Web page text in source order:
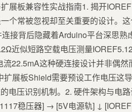
展板兼容性实战指南1. 揭开
个常被忽视却至关重要的设计。
背后隐藏着Arduino平台深思熟
近似短路空载电压测量
22.5mA这种硬连接设计并非偶
展板Shield需要预设工作电压这
电压识别机制。2. 硬件架构与电
稳压器] → [5V电源轨] ↓